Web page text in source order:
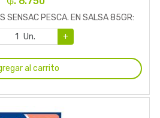
SENSAC PESCA. EN SALSA 85GR:
Un. +
al carrito